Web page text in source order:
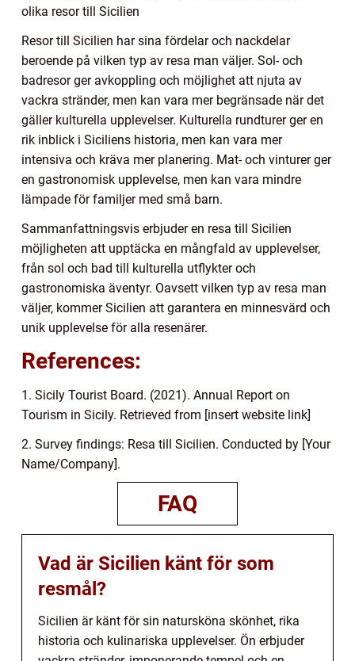
olika resor till Sicilien
Resor till Sicilien har sina fördelar och nackdelar
beroende på vilken typ av resa man väljer. Sol- och
badresor ger avkoppling och möjlighet att njuta av
vackra stränder, men kan vara mer begränsade när det
gäller kulturella upplevelser. Kulturella rundturer ger en
rik inblick i Siciliens historia, men kan vara mer
intensiva och kräva mer planering. Mat- och vinturer ger
en gastronomisk upplevelse, men kan vara mindre
lämpade för familjer med små barn.
Sammanfattningsvis erbjuder en resa till Sicilien
möjligheten att upptäcka en mångfald av upplevelser,
från sol och bad till kulturella utflykter och
gastronomiska äventyr. Oavsett vilken typ av resa man
väljer, kommer Sicilien att garantera en minnesvärd och
unik upplevelse för alla resenärer.
References:
1. Sicily Tourist Board. (2021). Annual Report on
Tourism in Sicily. Retrieved from [insert website link]
2. Survey findings: Resa till Sicilien. Conducted by [Your
Name/Company].
FAQ
Vad är Sicilien känt för som
resmål?
Sicilien är känt för sin natursköna skönhet, rika
historia och kulinariska upplevelser. Ön erbjuder